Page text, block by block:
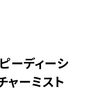
ーディーシ
ャーミスト